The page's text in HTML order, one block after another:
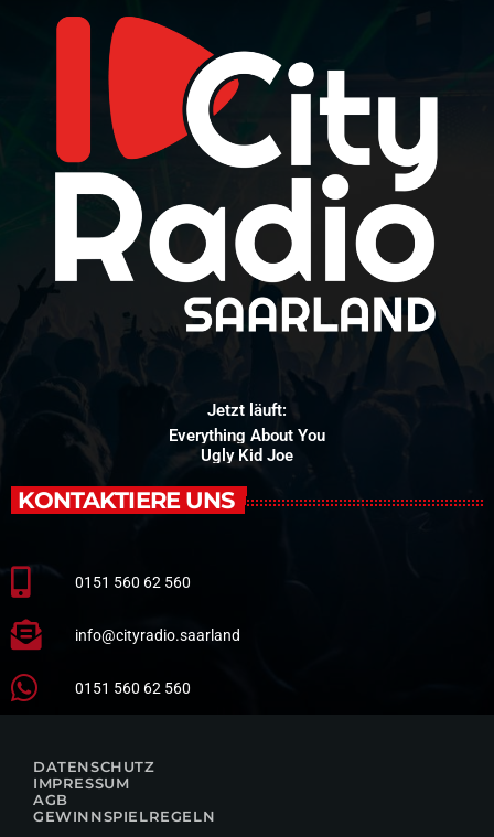
Jetzt läuft:
Everything About You
Ugly Kid Joe
KONTAKTIERE UNS
0151 560 62 560
info@cityradio.saarland
0151 560 62 560
DATENSCHUTZ
IMPRESSUM
AGB
GEWINNSPIELREGELN